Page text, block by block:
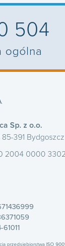
504
ogólna
Sp. z o.o.
391 Bydgoszcz
2004 0000
61011
przedsiębiorstwa ISO